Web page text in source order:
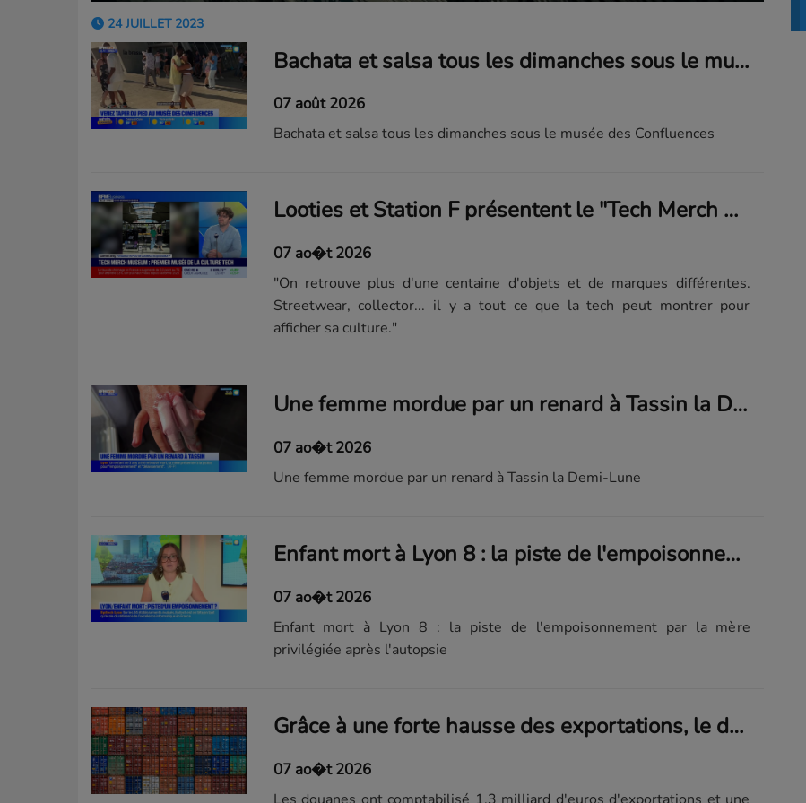
24 JUILLET 2023
Bachata et salsa tous les dimanches sous le musée des Confluences
07 août 2026
Bachata et salsa tous les dimanches sous le musée des Confluences
Looties et Station F présentent le "Tech Merch Museum"
07 ao�t 2026
"On retrouve plus d'une centaine d'objets et de marques différentes.
Streetwear, collector... il y a tout ce que la tech peut montrer pour
afficher sa culture."
Une femme mordue par un renard à Tassin la Demi-Lune
07 ao�t 2026
Une femme mordue par un renard à Tassin la Demi-Lune
Enfant mort à Lyon 8 : la piste de l'empoisonnement par la mère privilégiée après l'autopsie
07 ao�t 2026
Enfant mort à Lyon 8 : la piste de l'empoisonnement par la mère
privilégiée après l'autopsie
Grâce à une forte hausse des exportations, le déficit commercial français s'est réduit de 1,9 milliard d'euros en juin
07 ao�t 2026